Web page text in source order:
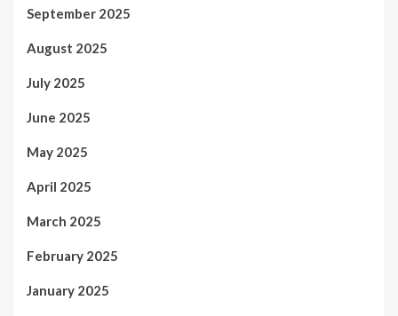
September 2025
August 2025
July 2025
June 2025
May 2025
April 2025
March 2025
February 2025
January 2025